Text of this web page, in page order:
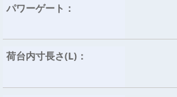
パワーゲート：
荷台内寸長さ(L)：